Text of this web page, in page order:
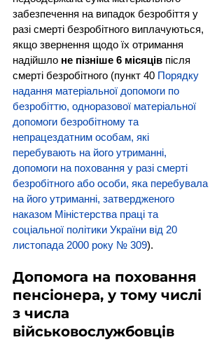
забезпечення на випадок безробіття у
разі смерті безробітного виплачуються,
якщо звернення щодо їх отримання
надійшло не пізніше 6 місяців після
смерті безробітного (пункт 40 Порядку
надання матеріальної допомоги по
безробіттю, одноразової матеріальної
допомоги безробітному та
непрацездатним особам, які
перебувають на його утриманні,
допомоги на поховання у разі смерті
безробітного або особи, яка перебувала
на його утриманні, затвердженого
наказом Міністерства праці та
соціальної політики України від 20
листопада 2000 року № 309).
Допомога на поховання
пенсіонера, у тому числі
з числа
військовослужбовців